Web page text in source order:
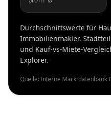
Durchschnittswerte für
Immobilienmakler.
und Kauf-vs-Miete-
Explorer.
Quelle: Interne Marktdatenbank